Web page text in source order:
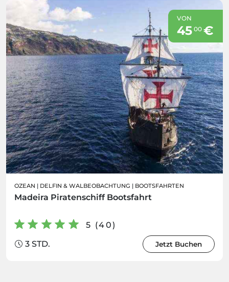
VON
45 00€
OZEAN | DELFIN & WALBEOBACHTUNG | BOOTSFAHRTEN
Madeira Piratenschiff Bootsfahrt
5 (40)
3 STD.
Jetzt Buchen